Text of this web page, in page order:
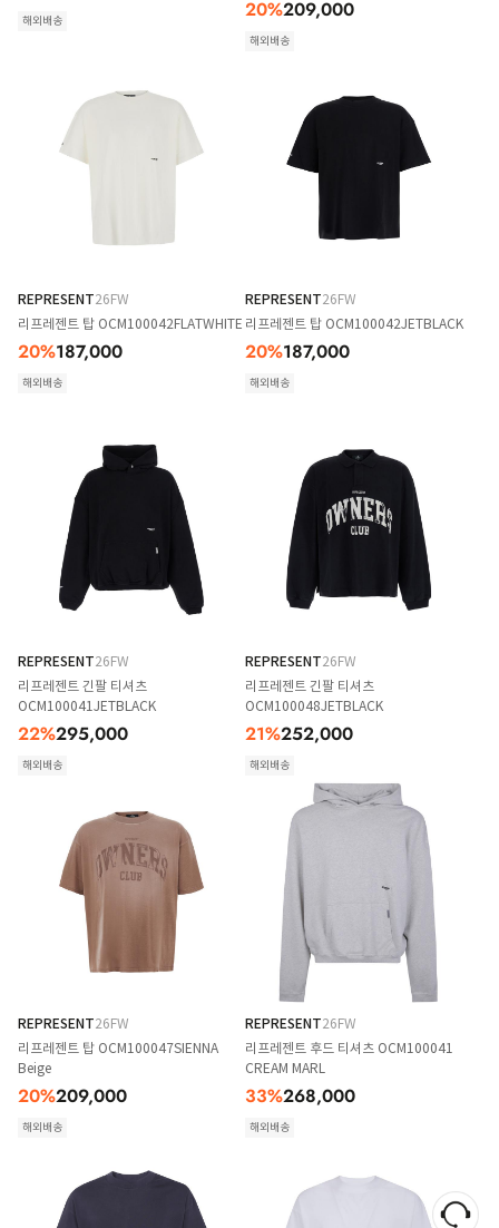
해외배송 20%209,000
해외배송
REPRESENT26FW
리프레젠트 탑 OCM100042FLATWHITE
20%187,000
해외배송
REPRESENT26FW
리프레젠트 탑 OCM100042JETBLACK
20%187,000
해외배송
REPRESENT26FW
리프레젠트 긴팔 티셔츠
OCM100041JETBLACK
22%295,000
해외배송
REPRESENT26FW
리프레젠트 긴팔 티셔츠
OCM100048JETBLACK
21%252,000
해외배송
REPRESENT26FW
리프레젠트 탑 OCM100047SIENNA
Beige
20%209,000
해외배송
REPRESENT26FW
리프레젠트 후드 티셔츠 OCM100041
CREAM MARL
33%268,000
해외배송